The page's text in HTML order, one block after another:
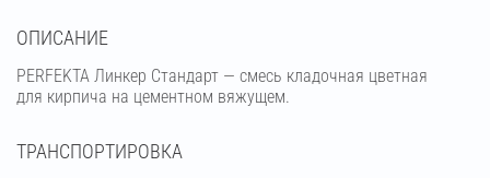
OПИСАНИЕ
PERFEKTA Линкер Стандарт — смесь кладочная цветная
для кирпича на цементном вяжущем.
ТРАНСПОРТИРОВКА